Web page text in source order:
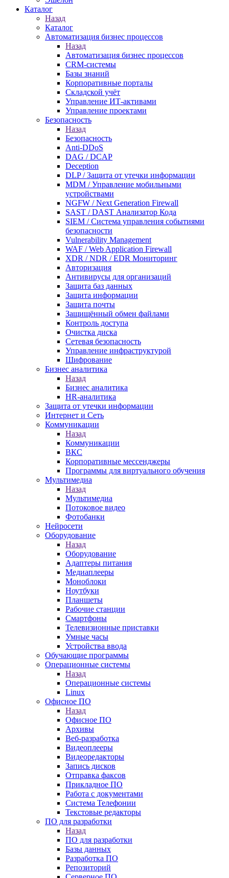
Каталог
Назад
Каталог
Автоматизация бизнес процессов
Назад
Автоматизация бизнес процессов
CRM-системы
Базы знаний
Корпоративные порталы
Складской учёт
Управление ИТ-активами
Управление проектами
Безопасность
Назад
Безопасность
Anti-DDoS
DAG / DCAP
Deception
DLP / Защита от утечки информации
MDM / Управление мобильными
устройствами
NGFW / Next Generation Firewall
SAST / DAST Анализатор Кода
SIEM / Система управления событиями
безопасности
Vulnerability Management
WAF / Web Application Firewall
XDR / NDR / EDR Мониторинг
Авторизация
Антивирусы для организаций
Защита баз данных
Защита информации
Защита почты
Защищённый обмен файлами
Контроль доступа
Очистка диска
Сетевая безопасность
Управление инфраструктурой
Шифрование
Бизнес аналитика
Назад
Бизнес аналитика
HR-аналитика
Защита от утечки информации
Интернет и Сеть
Коммуникации
Назад
Коммуникации
ВКС
Корпоративные мессенджеры
Программы для виртуального обучения
Мультимедиа
Назад
Мультимедиа
Потоковое видео
Фотобанки
Нейросети
Оборудование
Назад
Оборудование
Адаптеры питания
Медиаплееры
Моноблоки
Ноутбуки
Планшеты
Рабочие станции
Смартфоны
Телевизионные приставки
Умные часы
Устройства ввода
Обучающие программы
Операционные системы
Назад
Операционные системы
Linux
Офисное ПО
Назад
Офисное ПО
Архивы
Веб-разработка
Видеоплееры
Видеоредакторы
Запись дисков
Отправка факсов
Прикладное ПО
Работа с документами
Система Телефонии
Текстовые редакторы
ПО для разработки
Назад
ПО для разработки
Базы данных
Разработка ПО
Репозиторий